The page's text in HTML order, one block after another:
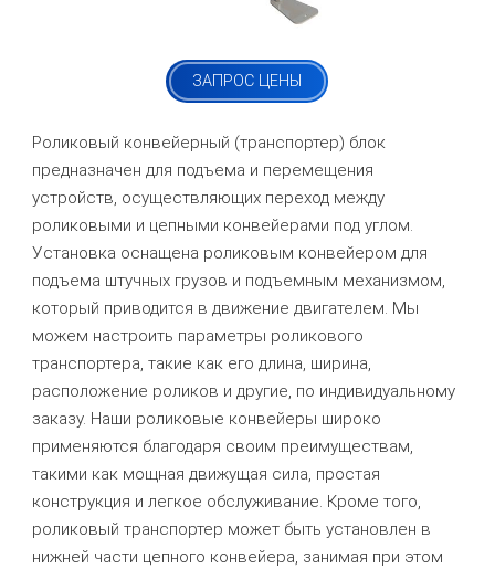
ЗАПРОС ЦЕНЫ
Роликовый конвейерный (транспортер) блок
предназначен для подъема и перемещения
устройств, осуществляющих переход между
роликовыми и цепными конвейерами под углом.
Установка оснащена роликовым конвейером для
подъема штучных грузов и подъемным механизмом,
который приводится в движение двигателем. Мы
можем настроить параметры роликового
транспортера, такие как его длина, ширина,
расположение роликов и другие, по индивидуальному
заказу. Наши роликовые конвейеры широко
применяются благодаря своим преимуществам,
такими как мощная движущая сила, простая
конструкция и легкое обслуживание. Кроме того,
роликовый транспортер может быть установлен в
нижней части цепного конвейера, занимая при этом